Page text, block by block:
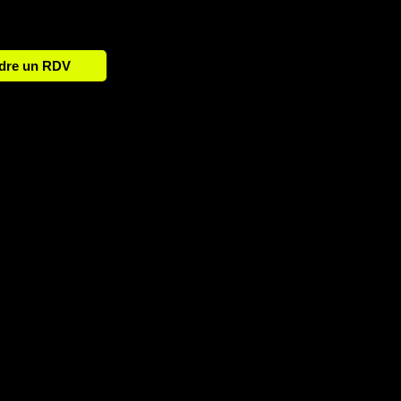
un RDV